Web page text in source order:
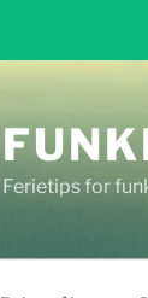
Ferietips for